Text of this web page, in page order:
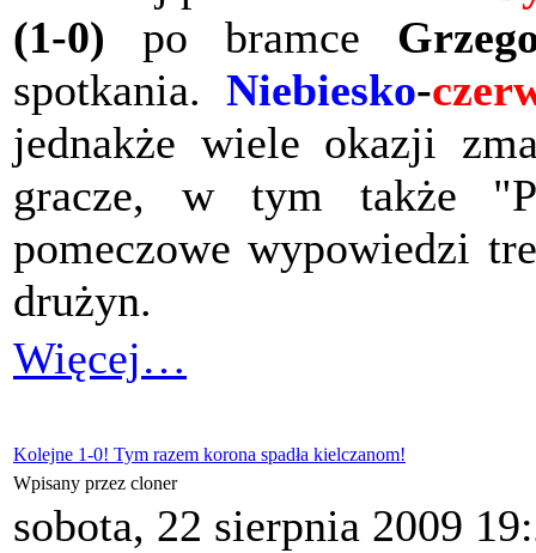
(1-0) po bramce
spotkania.Niebiesko-
jednakże wiele okazji
gracze, w tym także
pomeczowe wypowiedzi
drużyn.
Więcej…
Kolejne 1-0! Tym razem korona spadła kielczanom!
Wpisany przez cloner
sobota, 22 sierpnia 2009